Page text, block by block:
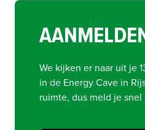
We kijken er naar uit je
in de Energy Cave in
ruimte, dus meld je snel